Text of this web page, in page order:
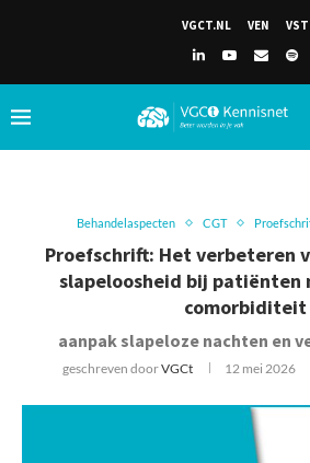
VGCT.NL VEN VST
Behandelaspecten CGT
Proefschrift: Het verbeteren
slapeloosheid bij patiënten
comorbiditeit
aanpak slapeloze nachten en
geschreven doorVGCt 12 mei 2026